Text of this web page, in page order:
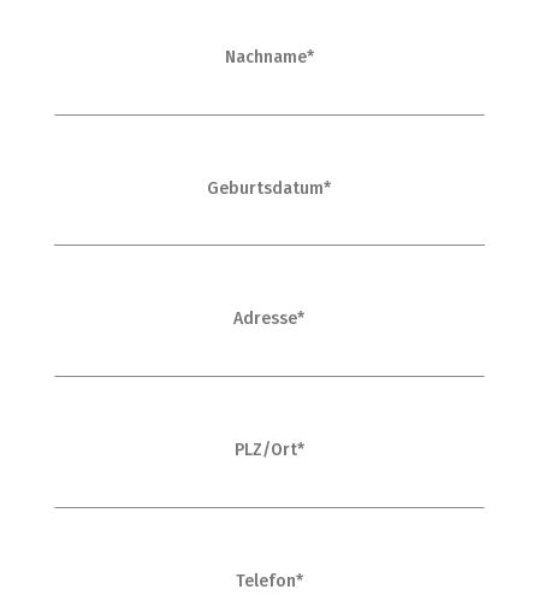
Nachname*
Geburtsdatum*
Adresse*
PLZ/Ort*
Telefon*